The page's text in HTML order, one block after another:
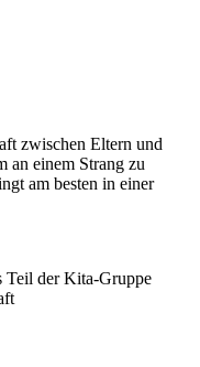
zwischen Eltern und
an einem Strang zu
am besten in einer
Teil der Kita-Gruppe